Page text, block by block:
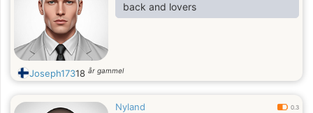
back and lovers
Joseph17318 år gammel
Nyland 0.3